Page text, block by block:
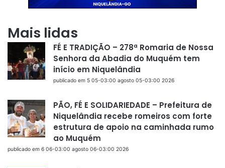
Mais lidas
FÉ E TRADIÇÃO – 278ª Romaria de Nossa
Senhora da Abadia do Muquém tem
início em Niquelândia
publicado em 5 05-03:00 agosto 05-03:00 2026
PÃO, FÉ E SOLIDARIEDADE – Prefeitura de
Niquelândia recebe romeiros com forte
estrutura de apoio na caminhada rumo
ao Muquém
publicado em 6 06-03:00 agosto 06-03:00 2026